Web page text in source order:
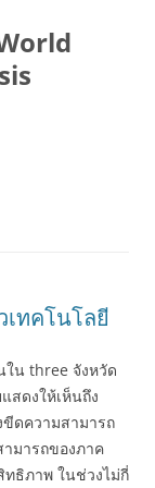
เทคโนโลยี
ใน three จังหวัด
สดงให้เห็นถึง
ดความสามารถ
มารถของภาค
ธิภาพ ในช่วงไม่กี่